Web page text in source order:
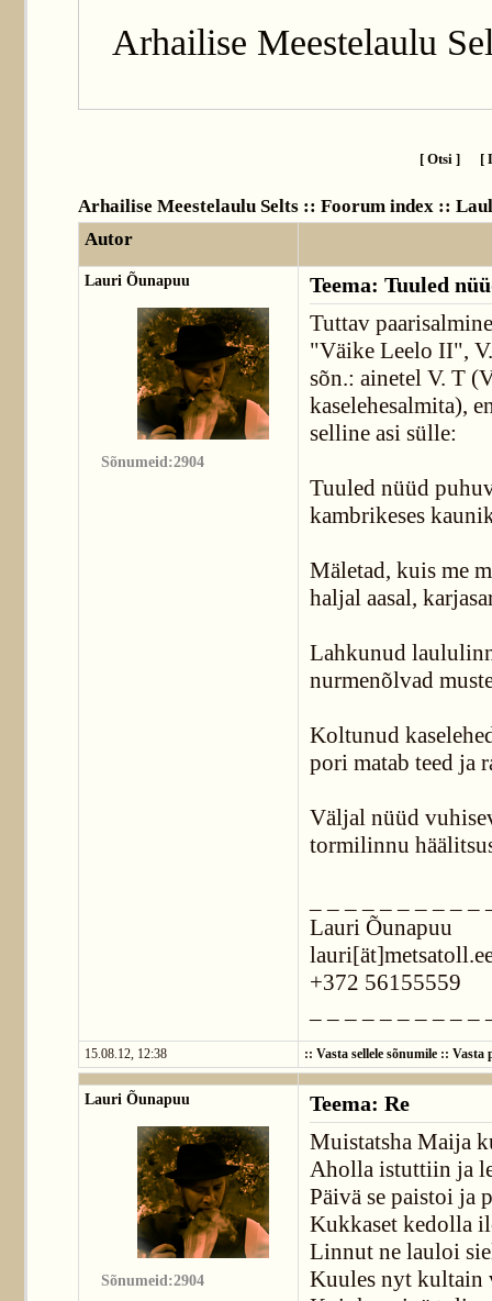
Arhailise Meestelaulu
[ Otsi ] [
Arhailise Meestelaulu Selts :: Foorum index ::
Autor
Lauri Õunapuu
Sõnumeid:2904
Teema: Tuuled
Tuttav
"Väike Leelo II",
sõn.: ainetel V. T
kaselehesalmita),
selline asi sülle:
Tuuled nüüd
kambrikeses
Mäletad, kuis me
haljal aasal,
Lahkunud
nurmenõlvad
Koltunud
pori matab teed ja
Väljal nüüd
tormilinnu
Lauri Õunapuu
+372 56155559
15.08.12, 12:38 :: Vasta sellele sõnumile:: Vasta
Lauri Õunapuu
Sõnumeid:2904
Teema: Re
Muistatsha Maija
Aholla istuttiin ja
Päivä se paistoi ja
Kukkaset kedolla
Linnut ne lauloi
Kuules nyt kultain